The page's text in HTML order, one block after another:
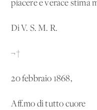
piacere e verace stima
Di V. S. M. R.
¬†
20 febbraio 1868,
Aff.mo di tutto cuore